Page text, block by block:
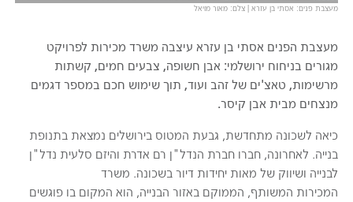
מעצבת פנים: אסתי בן עזרא | צלם: מאור מויאל
מעצבת הפנים אסתי בן עזרא עיצבה משרד מכירות לפרויקט
מגורים בניחוח ירושלמי: אבן חשופה, צבעים חמים, קשתות
מרשימות, טאצ'ים של זהב ועוד, תוך שימוש חכם במספר דגמים
מנצחים מבית אבן קיסר.
כיאה לשכונה מתחדשת, גבעת המטוס בירושלים נמצאת בתנופת
בנייה. לאחרונה, חברו חברת הנדל"ן רם אדרת והיזם סלעית נדל"ן
לבנייה ושיווק של מאות יחידות דיור בשכונה. משרד
המכירות המשותף, הממוקם באזור הבנייה, הוא המקום בו פוגשים